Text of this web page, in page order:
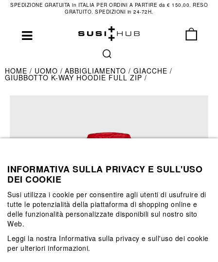
SPEDIZIONE GRATUITA in ITALIA PER ORDINI A PARTIRE da € 150,00. RESO
GRATUITO. SPEDIZIONI in 24-72H.
HOME UOMO ABBIGLIAMENTO GIACCHE
GIUBBOTTO K-WAY HOODIE FULL ZIP
INFORMATIVA SULLA PRIVACY E SULL'USO
DEI COOKIE
Susi utilizza i cookie per consentire agli utenti di usufruire di
tutte le potenzialità della piattaforma di shopping online e
delle funzionalità personalizzate disponibili sul nostro sito
Web.
Leggi la nostra Informativa sulla privacy e sull'uso dei cookie
per ulteriori informazioni.